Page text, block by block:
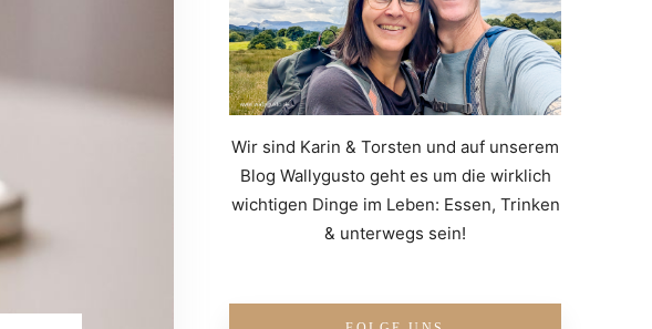
Wir sind Karin & Torsten und auf unserem
Blog Wallygusto geht es um die wirklich
wichtigen Dinge im Leben: Essen, Trinken
& unterwegs sein!